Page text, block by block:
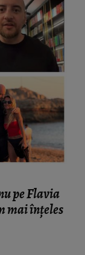
pe Flavia
mai înțeles